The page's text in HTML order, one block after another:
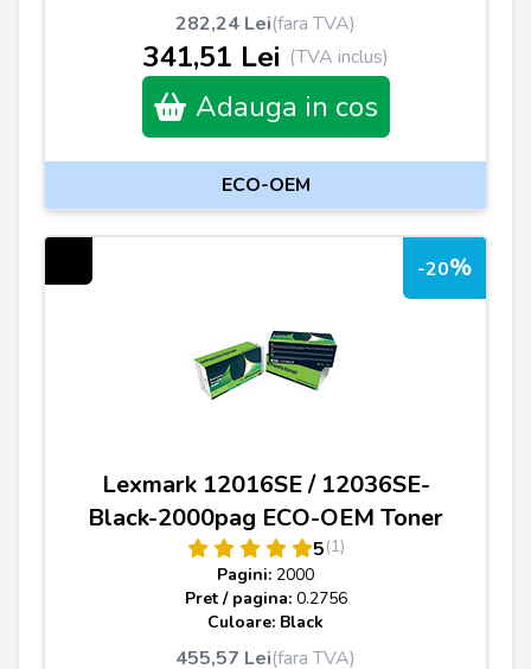
282,24 Lei(fara TVA)
341,51 Lei (TVA inclus)
Adauga in cos
ECO-OEM
-20%
Lexmark 12016SE / 12036SE-
Black-2000pag ECO-OEM Toner
5(1)
Pagini: 2000
Pret / pagina: 0.2756
Culoare: Black
455,57 Lei(fara TVA)